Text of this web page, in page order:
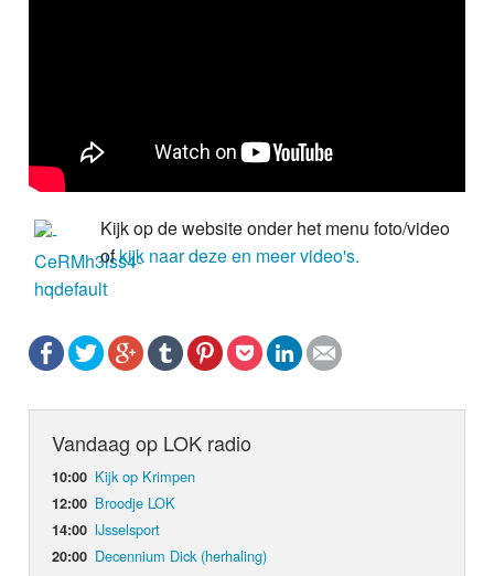
Kijk op de website onder het menu foto/video
ofkijk naar deze en meer video's.
Vandaag op LOK radio
10:00 Kijk op Krimpen
12:00 Broodje LOK
14:00 IJsselsport
20:00 Decennium Dick (herhaling)